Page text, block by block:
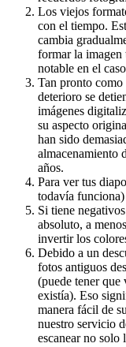
Los viejos
con el tiempo.
cambia
formar la imagen
notable en el
Tan pronto como
deterioro se
imágenes
su aspecto
han sido
almacenamiento
años.
Para ver tus
todavía
Si tiene
absoluto, a
invertir los
Debido a un
fotos antiguos
(puede tener
existía). Eso
manera fácil de
nuestro servicio
escanear no solo